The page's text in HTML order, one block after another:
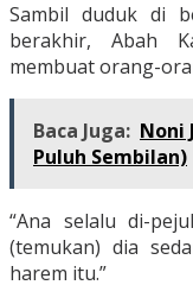
Sambil duduk di
berakhir, Abah
membuat orang-
Baca Juga: Noni
Puluh Sembilan)
“Ana selalu di-
(temukan) dia
harem itu.”